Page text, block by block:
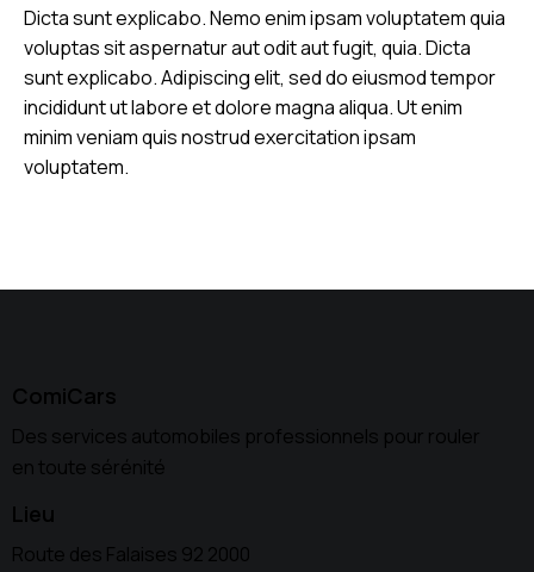
Dicta sunt explicabo. Nemo enim ipsam voluptatem quia
voluptas sit aspernatur aut odit aut fugit, quia. Dicta
sunt explicabo. Adipiscing elit, sed do eiusmod tempor
incididunt ut labore et dolore magna aliqua. Ut enim
minim veniam quis nostrud exercitation ipsam
voluptatem.
ComiCars
Des services automobiles professionnels pour rouler
en toute sérénité
Lieu
Route des Falaises 92 2000